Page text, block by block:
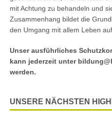
mit Achtung zu behandeln und
Zusammenhang bildet die
den Umgang mit allem Leben
Unser ausführliches
kann jederzeit unter
werden.
UNSERE NÄCHSTEN